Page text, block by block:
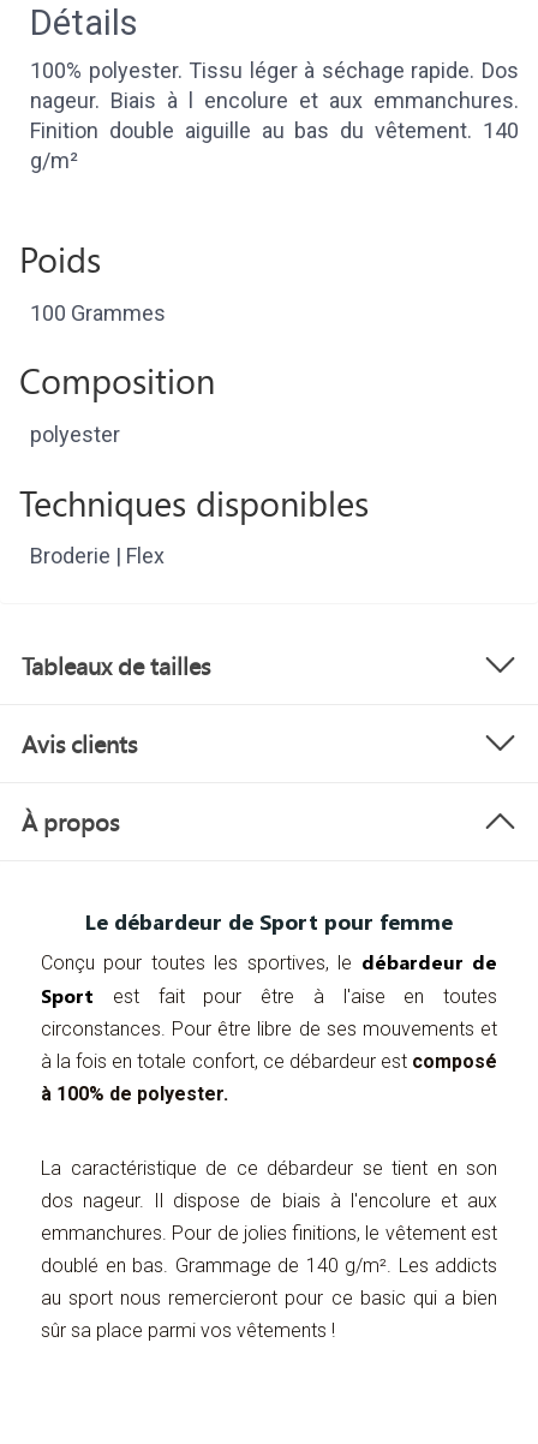
Détails
100% polyester. Tissu léger à séchage rapide. Dos
nageur. Biais à l encolure et aux emmanchures.
Finition double aiguille au bas du vêtement. 140
g/m²
Poids
100 Grammes
Composition
polyester
Techniques disponibles
Broderie | Flex
Tableaux de tailles
Avis clients
À propos
Le débardeur de Sport pour femme
Conçu pour toutes les sportives, le débardeur de
Sport est fait pour être à l'aise en toutes
circonstances. Pour être libre de ses mouvements et
à la fois en totale confort, ce débardeur est composé
à 100% de polyester.
La caractéristique de ce débardeur se tient en son
dos nageur. Il dispose de biais à l'encolure et aux
emmanchures. Pour de jolies finitions, le vêtement est
doublé en bas. Grammage de 140 g/m². Les addicts
au sport nous remercieront pour ce basic qui a bien
sûr sa place parmi vos vêtements !